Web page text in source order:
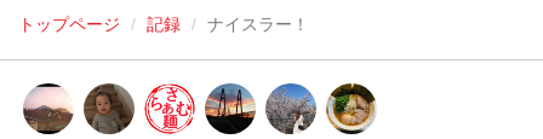
トップページ 記録 ナイスラー！